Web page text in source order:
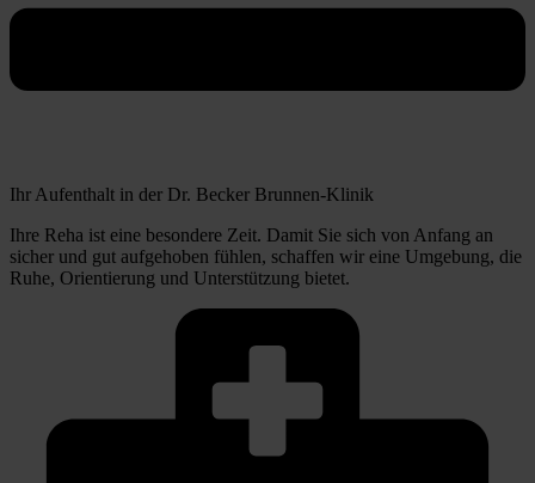
Ihr Aufenthalt in der Dr. Becker Brunnen-Klinik
Ihre Reha ist eine besondere Zeit. Damit Sie sich von Anfang an
sicher und gut aufgehoben fühlen, schaffen wir eine Umgebung, die
Ruhe, Orientierung und Unterstützung bietet.